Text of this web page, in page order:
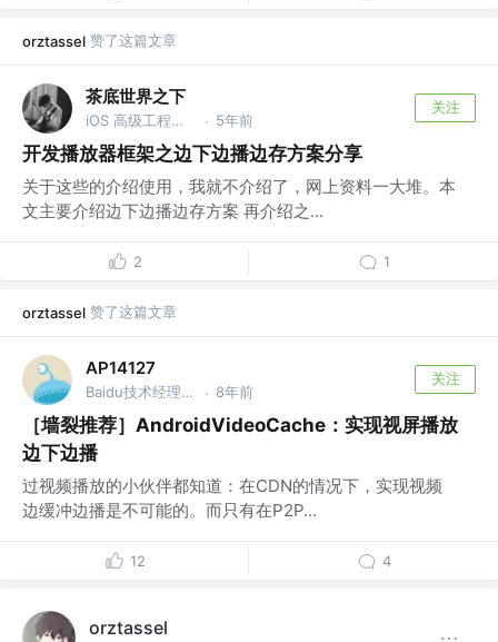
orztassel 赞了这篇文章
茶底世界之下
iOS 高级工程师 @成都 · 5年前
关注
开发播放器框架之边下边播边存方案分享
关于这些的介绍使用，我就不介绍了，网上资料一大堆。本
文主要介绍边下边播边存方案 再介绍之...
2 1
orztassel 赞了这篇文章
AP14127
Baidu技术经理 @Baidu · 8年前
关注
［墙裂推荐］AndroidVideoCache：实现视屏播放
边下边播
过视频播放的小伙伴都知道：在CDN的情况下，实现视频
边缓冲边播是不可能的。而只有在P2P...
12 4
orztassel